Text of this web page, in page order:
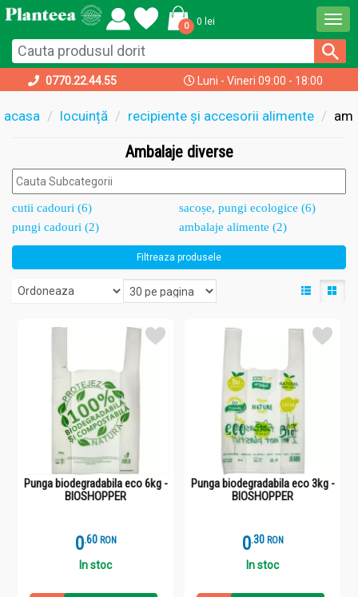
0 0 lei
0770.22.44.55 Luni - Vineri 09:00 - 18:00
acasa locuință recipiente și accesorii alimente
Ambalaje diverse
cutii cadouri (6)
sacoșe, pungi ecologice (6)
pungi cadouri (2)
ambalaje alimente (2)
Filtreaza produsele
Punga biodegradabila eco 6kg -
BIOSHOPPER
0.6 RON
In stoc
Punga biodegradabila eco 3kg -
BIOSHOPPER
0.3 RON
In stoc